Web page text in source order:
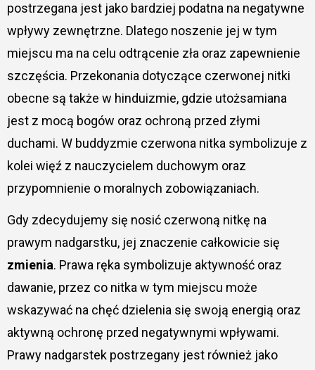
postrzegana jest jako bardziej podatna na negatywne
wpływy zewnętrzne. Dlatego noszenie jej w tym
miejscu ma na celu odtrącenie zła oraz zapewnienie
szczęścia. Przekonania dotyczące czerwonej nitki
obecne są także w hinduizmie, gdzie utożsamiana
jest z mocą bogów oraz ochroną przed złymi
duchami. W buddyzmie czerwona nitka symbolizuje z
kolei więź z nauczycielem duchowym oraz
przypomnienie o moralnych zobowiązaniach.
Gdy zdecydujemy się nosić czerwoną nitkę na
prawym nadgarstku, jej znaczenie całkowicie się
zmienia. Prawa ręka symbolizuje aktywność oraz
dawanie, przez co nitka w tym miejscu może
wskazywać na chęć dzielenia się swoją energią oraz
aktywną ochronę przed negatywnymi wpływami.
Prawy nadgarstek postrzegany jest również jako